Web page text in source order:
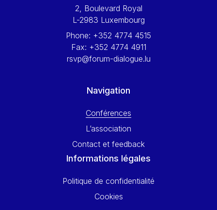
Wolfgang Ketterle
Yossi Beillin
Yves FRANCHET
2, Boulevard Royal
L-2983 Luxembourg
Phone: +352 4774 4515
Fax: +352 4774 4911
rsvp@forum-dialogue.lu
Navigation
Conférences
L’association
Contact et feedback
Informations légales
Politique de confidentialité
Cookies